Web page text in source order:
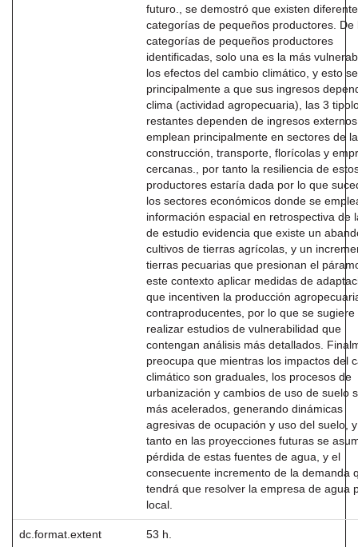
futuro., se demostró que existen
categorías de pequeños productores. De
categorías de pequeños productores
identificadas, solo una es la más
los efectos del cambio climático, y esto
principalmente a que sus ingresos
clima (actividad agropecuaria), las 3
restantes dependen de ingresos
emplean principalmente en sectores de la
construcción, transporte, florícolas y
cercanas., por tanto la resiliencia de
productores estaría dada por lo que
los sectores económicos donde se
información espacial en retrospectiva de
de estudio evidencia que existe un
cultivos de tierras agrícolas, y un
tierras pecuarias que presionan el
este contexto aplicar medidas de
que incentiven la producción
contraproducentes, por lo que se sugiere
realizar estudios de vulnerabilidad que
contengan análisis más detallados.
preocupa que mientras los impactos del
climático son graduales, los procesos de
urbanización y cambios de uso de suelo
más acelerados, generando dinámicas
agresivas de ocupación y uso del suelo,
tanto en las proyecciones futuras se
pérdida de estas fuentes de agua, y el
consecuente incremento de la demanda
tendrá que resolver la empresa de agua
local.
dc.format.extent 53 h.